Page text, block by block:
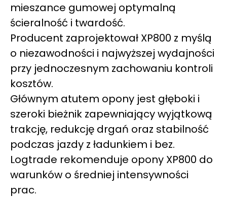
mieszance gumowej optymalną
ścieralność i twardość.
Producent zaprojektował XP800 z myślą
o niezawodności i najwyższej wydajności
przy jednoczesnym zachowaniu kontroli
kosztów.
Głównym atutem opony jest głęboki i
szeroki bieżnik zapewniający wyjątkową
trakcję, redukcję drgań oraz stabilność
podczas jazdy z ładunkiem i bez.
Logtrade rekomenduje opony XP800 do
warunków o średniej intensywności
prac.